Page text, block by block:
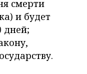
смерти
и будет
дней;